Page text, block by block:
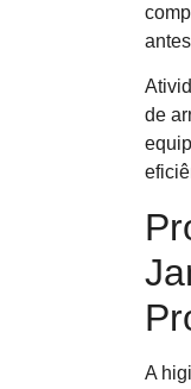
de
A